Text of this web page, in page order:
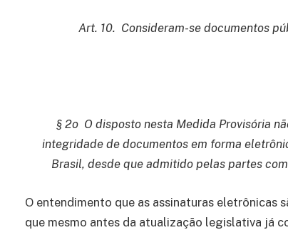
Art. 10. Consideram-se documentos
§ 2o O disposto nesta Medida Provisória
integridade de documentos em forma
Brasil, desde que admitido pelas partes
O entendimento que as assinaturas eletrônicas
que mesmo antes da atualização legislativa já